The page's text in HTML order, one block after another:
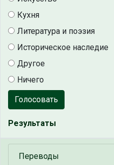
Кухня
Литература и поэзия
Историческое наследие
Другое
Ничего
Голосовать
Результаты
Переводы